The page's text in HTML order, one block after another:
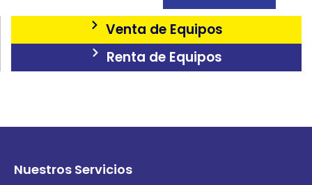
Venta de Equipos
Renta de Equipos
Nuestros Servicios